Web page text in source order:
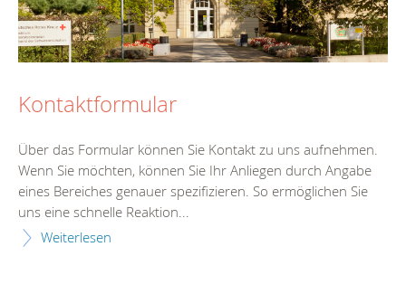
Kontaktformular
Über das Formular können Sie Kontakt zu uns aufnehmen.
Wenn Sie möchten, können Sie Ihr Anliegen durch Angabe
eines Bereiches genauer spezifizieren. So ermöglichen Sie
uns eine schnelle Reaktion...
Weiterlesen